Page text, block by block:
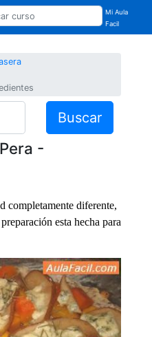
Mi Aula
Facil
Buscar
-
completamente diferente,
esta hecha para